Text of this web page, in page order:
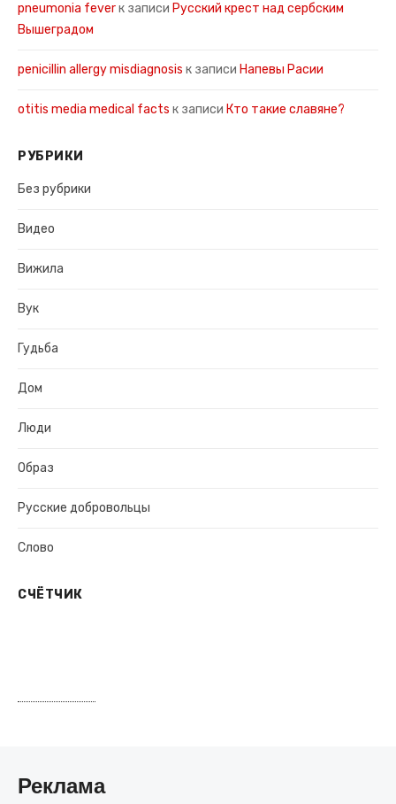
pneumonia feverк записи Русский крест над сербским
Вышеградом
penicillin allergy misdiagnosis к записи Напевы Расии
otitis media medical facts к записи Кто такие славяне?
РУБРИКИ
Без рубрики
Видео
Вижила
Вук
Гудьба
Дом
Люди
Образ
Русские добровольцы
Слово
СЧЁТЧИК
Реклама